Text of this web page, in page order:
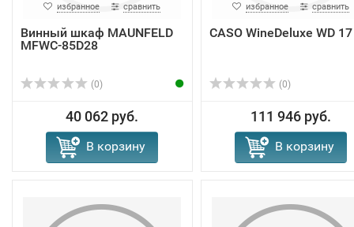
избранное сравнить
Винный шкаф MAUNFELD
MFWC-85D28
(0)
40 062 руб.
В корзину
избранное сравнить
CASO WineDeluxe WD 17
(0)
111 946 руб.
В корзину